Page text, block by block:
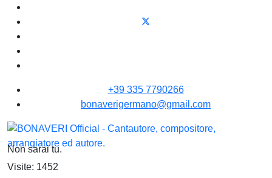
+39 335 7790266
bonaverigermano@gmail.com
Non sarai tu.
Visite: 1452